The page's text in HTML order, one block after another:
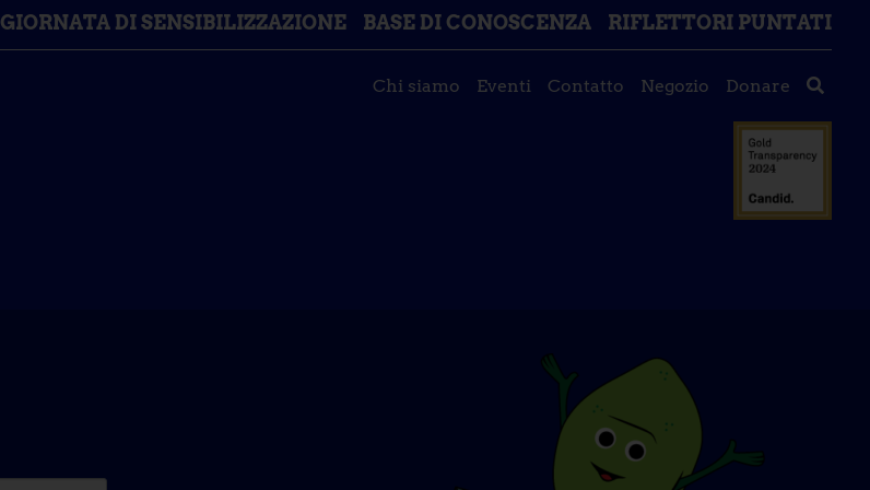
GIORNATA DI SENSIBILIZZAZIONE BASE DI CONOSCENZA RIFLETTORI PUNTATI
Chi siamo Eventi Contatto Negozio Donare